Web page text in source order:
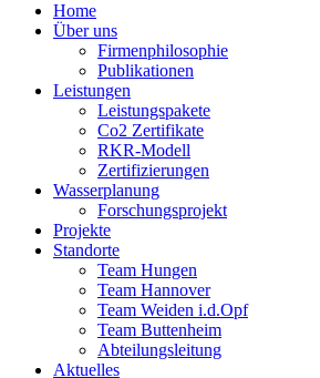
Home
Über uns
Firmenphilosophie
Publikationen
Leistungen
Leistungspakete
Co2 Zertifikate
RKR-Modell
Zertifizierungen
Wasserplanung
Forschungsprojekt
Projekte
Standorte
Team Hungen
Team Hannover
Team Weiden i.d.Opf
Team Buttenheim
Abteilungsleitung
Aktuelles